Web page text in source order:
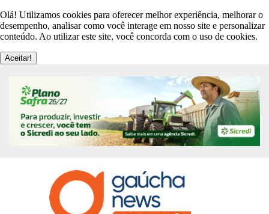
Olá! Utilizamos cookies para oferecer melhor experiência, melhorar o
desempenho, analisar como você interage em nosso site e personalizar
conteúdo. Ao utilizar este site, você concorda com o uso de cookies.
Aceitar!